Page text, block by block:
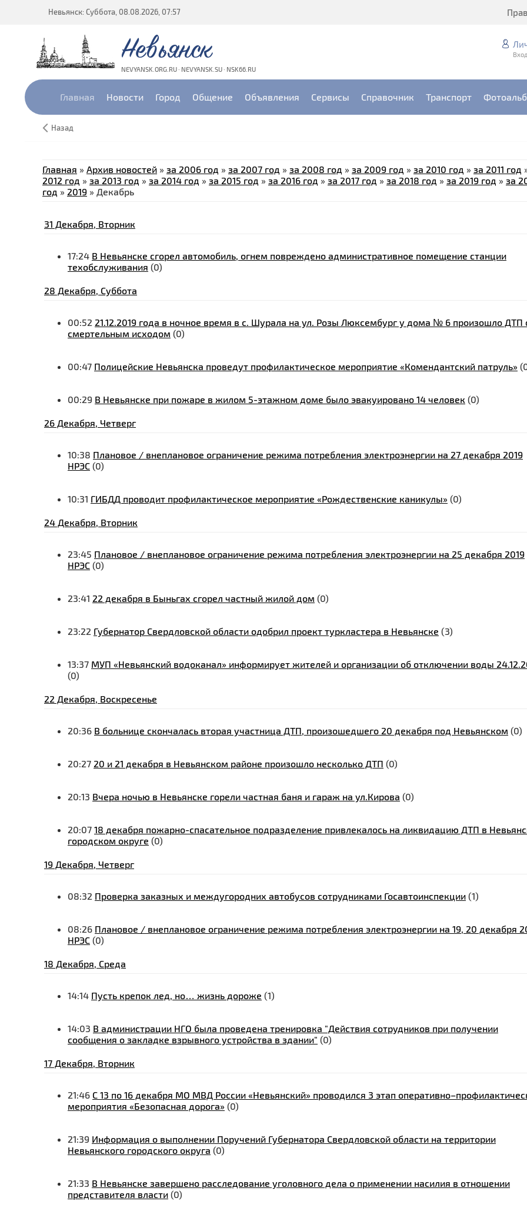
Невьянск: Суббота, 08.08.2026, 07:57
Невьянск
NEVYANSK.ORG.RU · NEVYANSK.SU · NSK66.RU
Главная Новости Город Общение Объявления Сервисы Справочник Транспорт
Назад
Главная » Архив новостей » за 2006 год » за 2007 год » за 2008 год » за 2009 год » за 2010 год » за 2011 год
2012 год » за 2013 год » за 2014 год » за 2015 год » за 2016 год » за 2017 год » за 2018 год » за 2019 год » за
год » 2019 » Декабрь
31 Декабря, Вторник
17:24 В Невьянске сгорел автомобиль, огнем повреждено административное помещение станции
техобслуживания (0)
28 Декабря, Суббота
00:52 21.12.2019 года в ночное время в с. Шурала на ул. Розы Люксембург у дома № 6 произошло ДТП
смертельным исходом (0)
00:47 Полицейские Невьянска проведут профилактическое мероприятие «Комендантский патруль»
00:29 В Невьянске при пожаре в жилом 5-этажном доме было эвакуировано 14 человек (0)
26 Декабря, Четверг
10:38 Плановое / внеплановое ограничение режима потребления электроэнергии на 27 декабря 2019
НРЭС (0)
10:31 ГИБДД проводит профилактическое мероприятие «Рождественские каникулы» (0)
24 Декабря, Вторник
23:45 Плановое / внеплановое ограничение режима потребления электроэнергии на 25 декабря 2019
НРЭС (0)
23:41 22 декабря в Быньгах сгорел частный жилой дом (0)
23:22 Губернатор Свердловской области одобрил проект туркластера в Невьянске (3)
13:37 МУП «Невьянский водоканал» информирует жителей и организации об отключении воды
(0)
22 Декабря, Воскресенье
20:36 В больнице скончалась вторая участница ДТП, произошедшего 20 декабря под Невьянском (0)
20:27 20 и 21 декабря в Невьянском районе произошло несколько ДТП (0)
20:13 Вчера ночью в Невьянске горели частная баня и гараж на ул.Кирова (0)
20:07 18 декабря пожарно-спасательное подразделение привлекалось на ликвидацию ДТП в
городском округе (0)
19 Декабря, Четверг
08:32 Проверка заказных и междугородних автобусов сотрудниками Госавтоинспекции (1)
08:26 Плановое / внеплановое ограничение режима потребления электроэнергии на 19, 20 декабря
НРЭС (0)
18 Декабря, Среда
14:14 Пусть крепок лед, но… жизнь дороже (1)
14:03 В администрации НГО была проведена тренировка "Действия сотрудников при получении
сообщения о закладке взрывного устройства в здании" (0)
17 Декабря, Вторник
21:46 С 13 по 16 декабря МО МВД России «Невьянский» проводился 3 этап
мероприятия «Безопасная дорога» (0)
21:39 Информация о выполнении Поручений Губернатора Свердловской области на территории
Невьянского городского округа (0)
21:33 В Невьянске завершено расследование уголовного дела о применении насилия в отношении
представителя власти (0)